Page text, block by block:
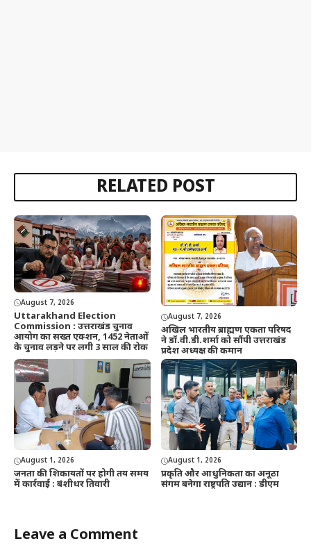
RELATED POST
August 7, 2026
Uttarakhand Election
Commission : उत्तराखंड चुनाव
आयोग का सख्त एक्शन, 1452 नेताओं
के चुनाव लड़ने पर लगी 3 साल की रोक
August 7, 2026
अखिल भारतीय ब्राह्मण एकता परिषद
ने डॉ.वी.डी.शर्मा को सौंपी उत्तराखंड
प्रदेश अध्यक्ष की कमान
August 1, 2026
जनता की शिकायतों पर होगी तय समय
में कार्रवाई : बंशीधर तिवारी
August 1, 2026
प्रकृति और आधुनिकता का अनूठा
संगम बनेगा राष्ट्रपति उद्यान : डीएम
Leave a Comment